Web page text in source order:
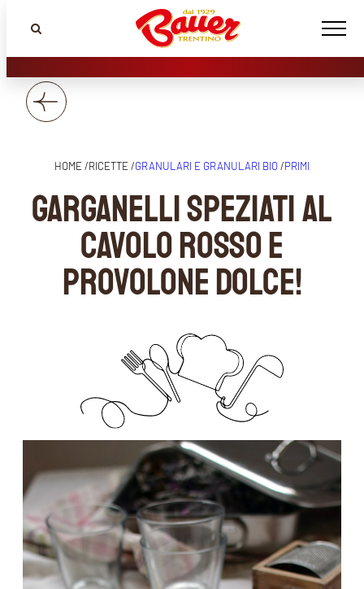
HOME /RICETTE /GRANULARI E GRANULARI BIO/PRIMI
Garganelli speziati al
cavolo rosso e
provolone dolce!